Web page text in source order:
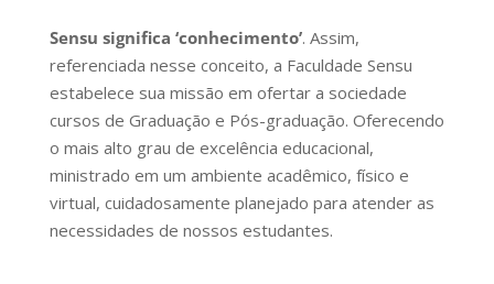
Sensu significa ‘conhecimento’. Assim,
referenciada nesse conceito, a Faculdade Sensu
estabelece sua missão em ofertar a sociedade
cursos de Graduação e Pós-graduação. Oferecendo
o mais alto grau de excelência educacional,
ministrado em um ambiente acadêmico, físico e
virtual, cuidadosamente planejado para atender as
necessidades de nossos estudantes.